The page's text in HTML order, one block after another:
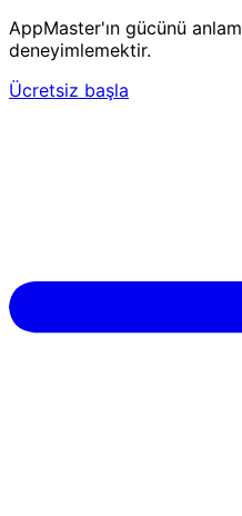
AppMaster'ın gücünü
deneyimlemektir.
Ücretsiz başla